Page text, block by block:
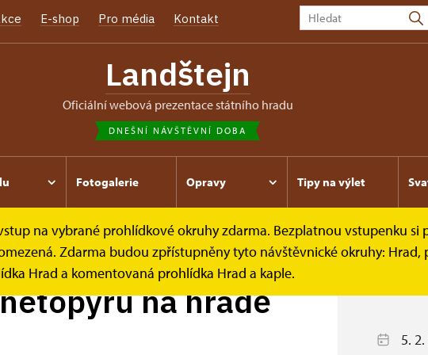
E-shop Pro média Kontakt
Landštejn
oficiální webová prezentace státního hradu
DNEŠNÍ NÁVŠTĚVNÍ DOBA
Fotogalerie Opravy Tipy na výlet
na vybrané prohlídkové okruhy zdarma. Bezplatnou vstupenku si
Zdarma budou zpřístupněny tyto návštěvnické okruhy: Hrad,
Hrad a komentovaná prohlídka Hrad a kaple.
na...
na hradě
5.